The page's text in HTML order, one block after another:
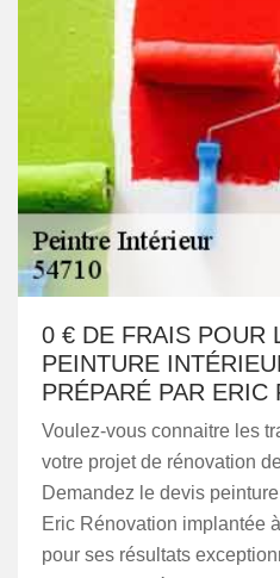
0 € DE FRAIS POUR
PEINTURE
PRÉPARÉ PAR ERIC
Voulez-vous connaitre les
votre projet de rénovation
Demandez le devis
Eric Rénovation implantée
pour ses résultats